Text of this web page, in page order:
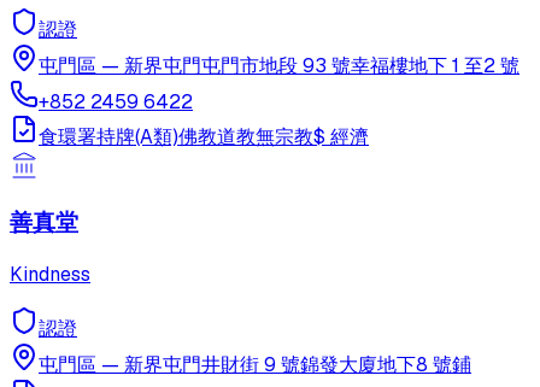
認證
屯門區 — 新界屯門屯門市地段 93 號幸福樓地下 1 至2 號
+852 2459 6422
食環署持牌(A類)佛教道教無宗教$ 經濟
善真堂
Kindness
認證
屯門區 — 新界屯門井財街 9 號錦發大廈地下8 號鋪